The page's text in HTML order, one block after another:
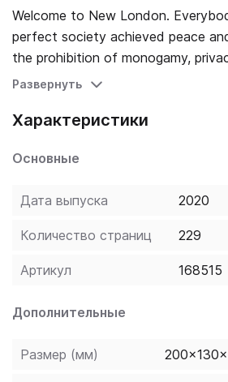
Welcome to New London.
perfect society achieved peace
the prohibition of monogamy,
and history itself. Now everyone belongs.
Discover the brave new world of
society which expects maximum
New World predicts - with eerie
vision of the future.
Развернуть
Характеристики
Основные
Дата выпуска 2020
Количество страниц 229
Артикул 168515
Дополнительные
Размер (мм)